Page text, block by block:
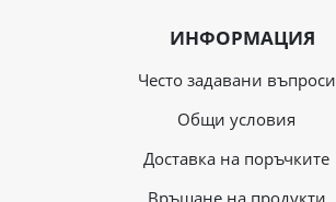
ИНФОРМАЦИЯ
Често задавани въпроси
Общи условия
Доставка на поръчките
Връщане на продукти